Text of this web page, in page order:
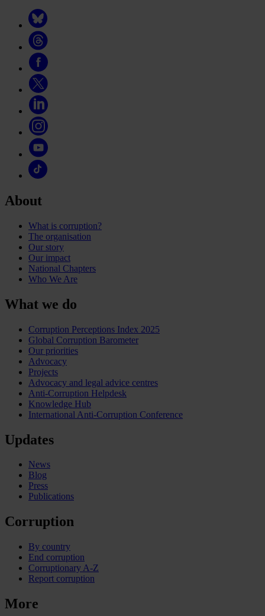
About
What is corruption?
The organisation
Our story
Our impact
National Chapters
Who We Are
What we do
Corruption Perceptions Index 2025
Global Corruption Barometer
Our priorities
Advocacy
Projects
Advocacy and legal advice centres
Anti-Corruption Helpdesk
Knowledge Hub
International Anti-Corruption Conference
Updates
News
Blog
Press
Publications
Corruption
By country
End corruption
Corruptionary A-Z
Report corruption
More